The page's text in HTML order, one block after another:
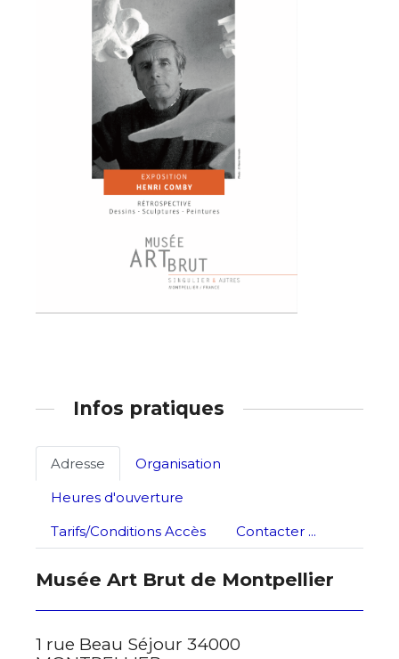
Statut / Organisation
J'accepte lestermes et conditions
Adresse email*
* Champ obligatoire
Infos pratiques
Adresse
Organisation
Heures d'ouverture
Tarifs/Conditions Accès
Contacter ...
Musée Art Brut de Montpellier
1 rue Beau Séjour 34000